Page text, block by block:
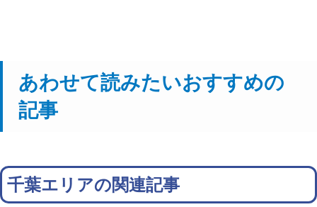
あわせて読みたいおすすめの
記事
千葉エリアの関連記事